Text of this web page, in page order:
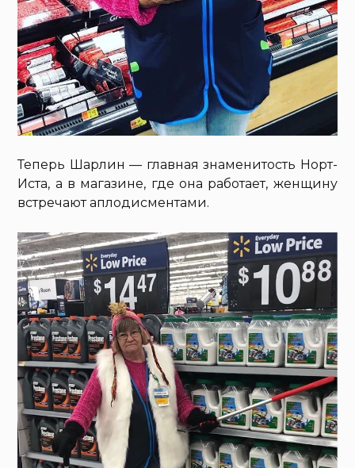
Теперь Шарлин — главная знаменитость Норт-
Иста, а в магазине, где она работает, женщину
встречают аплодисментами.